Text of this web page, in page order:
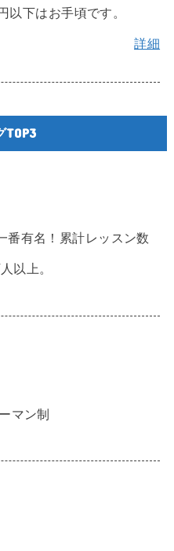
以下はお手頃です。
詳細
TOP3
番有名！累計レッスン数
以上。
マン制